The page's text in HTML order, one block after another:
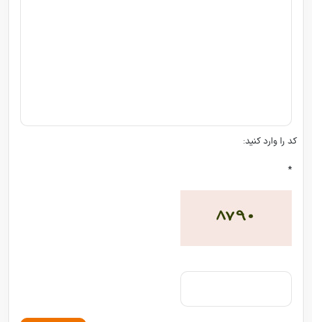
کد را وارد کنید:
*